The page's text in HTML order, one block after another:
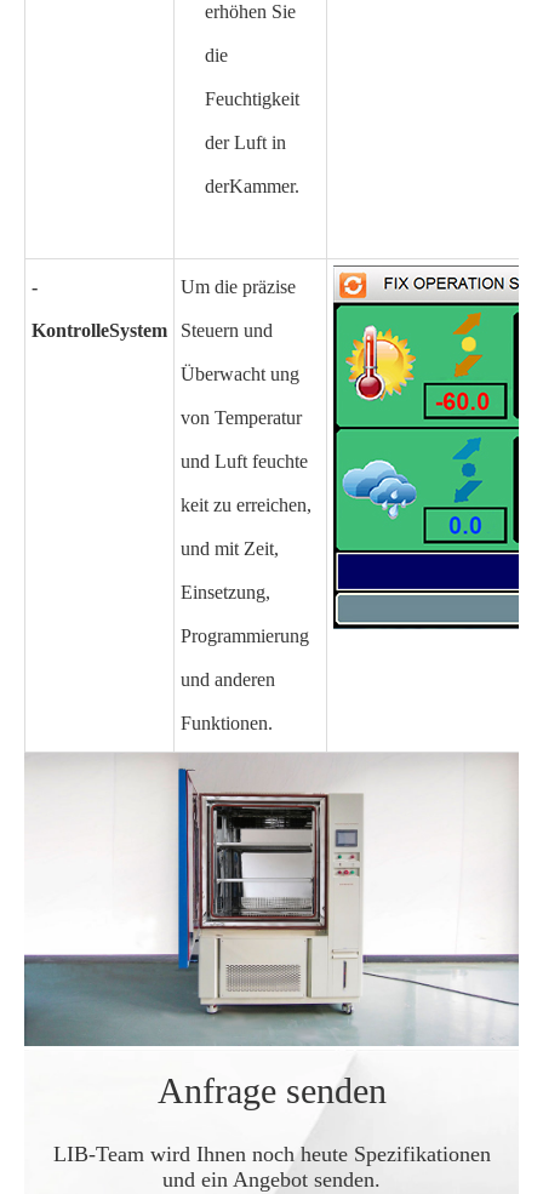
erhöhen Sie
die
Feuchtigkeit
der Luft in
derKammer.
-
KontrolleSystem
Um die präzise
Steuern und
Überwacht ung
von Temperatur
und Luft feuchte
keit zu erreichen,
und mit Zeit,
Einsetzung,
Programmierung
und anderen
Funktionen.
Anfrage senden
LIB-Team wird Ihnen noch heute Spezifikationen
und ein Angebot senden.